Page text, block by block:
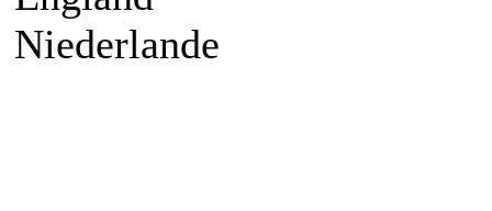
Niederlande